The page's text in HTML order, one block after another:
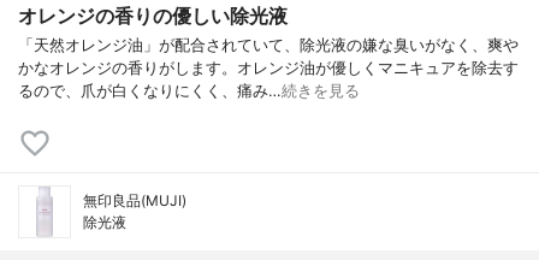
オレンジの香りの優しい除光液
「天然オレンジ油」が配合されていて、除光液の嫌な臭いがなく、爽や
かなオレンジの香りがします。オレンジ油が優しくマニキュアを除去す
るので、爪が白くなりにくく、痛み…続きを見る
無印良品(MUJI)
除光液